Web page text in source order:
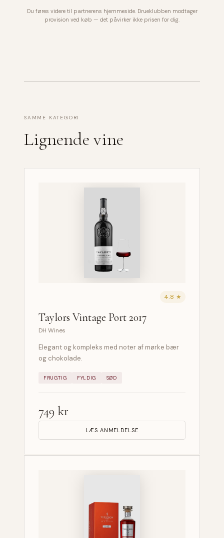
Du føres videre til partnerens hjemmeside. Drueklubben modtager
provision ved køb — det påvirker ikke prisen for dig.
SAMME KATEGORI
Lignende vine
4.8 ★
Taylors Vintage Port 2017
DH Wines
Elegant og kompleks med noter af mørke bær
og chokolade.
FRUGTIG FYLDIG SØD
749 kr
LÆS ANMELDELSE